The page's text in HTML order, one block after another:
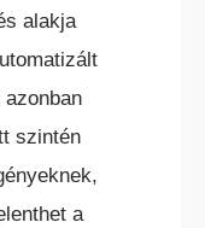
alakja
szintén
a